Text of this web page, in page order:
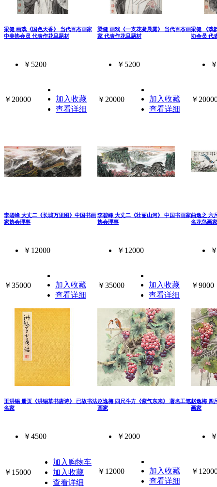
梁健 画戏《国色天香》 当代百杰画家
中美协会员 代表作花旦题材
￥5200
￥20000
加入收藏
查看详细
梁健 画戏《一支花凝晨露》 当代百杰画
家 代表作花旦题材
￥5200
￥20000
加入收藏
查看详细
梁健 《戏
协会员 代
￥
李碧峰 大丈二《长城万里图》中国书画
家协会理事
￥12000
￥35000
加入收藏
查看详细
李碧峰 大丈二《壮丽山河》 中国书画家
协会理事
￥12000
￥35000
加入收藏
查看详细
曲逸之 六
名花鸟画家
￥9000
王洪锡 册页《洪锡草书唐诗》 已故书法
名家
￥4500
￥15000
加入购物车
加入收藏
查看详细
赵逸梅 四尺斗方《紫气东来》 著名工笔
画家
￥2000
￥12000
加入收藏
查看详细
赵逸梅 四
画家
￥